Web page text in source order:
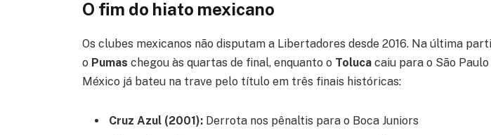
O fim do hiato mexicano
Os clubes mexicanos não disputam a Libertadores desde 2016. Na última
o Pumas chegou às quartas de final, enquanto o Toluca caiu para o São Paulo
México já bateu na trave pelo título em três finais históricas:
Cruz Azul (2001): Derrota nos pênaltis para o Boca Juniors